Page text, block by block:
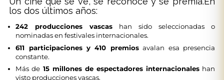
los dos últimos años:
242 producciones vascas han sido seleccionadas o
nominadas en festivales internacionales.
611 participaciones y 410 premiosavalan esa presencia
constante.
Más de 15 millones de espectadores internacionaleshan
visto producciones vascas.